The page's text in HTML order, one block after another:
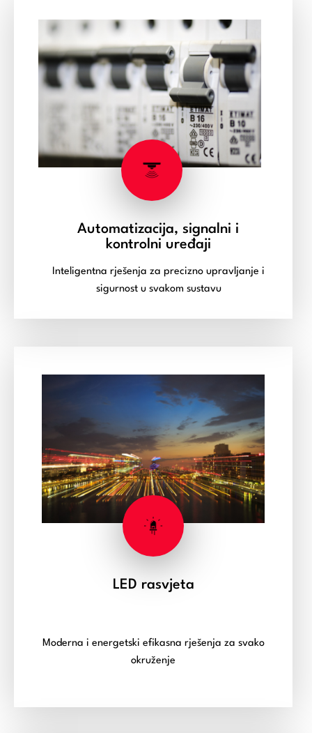
Automatizacija, signalni i
kontrolni uređaji
Inteligentna rješenja za precizno upravljanje i
sigurnost u svakom sustavu
LED rasvjeta
Moderna i energetski efikasna rješenja za svako
okruženje